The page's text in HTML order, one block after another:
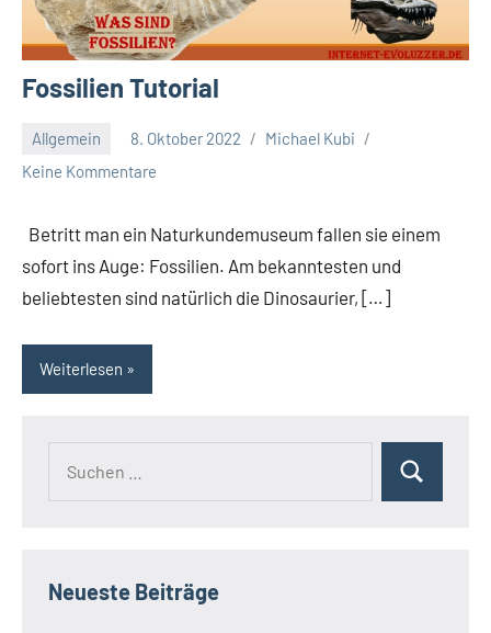
Fossilien Tutorial
Allgemein 8. Oktober 2022
Michael Kubi
Keine Kommentare
Betritt man ein Naturkundemuseum fallen sie einem
sofort ins Auge: Fossilien. Am bekanntesten und
beliebtesten sind natürlich die Dinosaurier, […]
Weiterlesen
Suchen
Neueste Beiträge